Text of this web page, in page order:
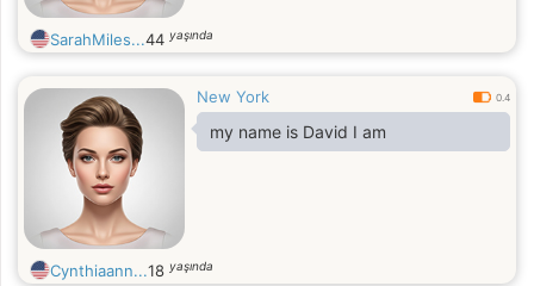
SarahMiles...44 yaşında
New York 0.4
my name is David I am
Cynthiaann...18 yaşında